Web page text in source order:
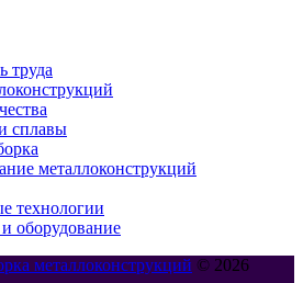
труда
сплавы
металлоконструкций
технологии
оборудование
металлоконструкций © 2026